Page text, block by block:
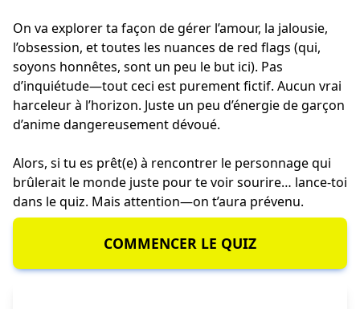
On va explorer ta façon de gérer l’amour, la jalousie,
l’obsession, et toutes les nuances de red flags (qui,
soyons honnêtes, sont un peu le but ici). Pas
d’inquiétude—tout ceci est purement fictif. Aucun vrai
harceleur à l’horizon. Juste un peu d’énergie de garçon
d’anime dangereusement dévoué.
Alors, si tu es prêt(e) à rencontrer le personnage qui
brûlerait le monde juste pour te voir sourire… lance-toi
dans le quiz. Mais attention—on t’aura prévenu.
COMMENCER LE QUIZ